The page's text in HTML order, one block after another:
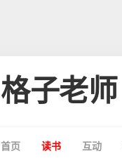
格子老师
首页 读书 互动